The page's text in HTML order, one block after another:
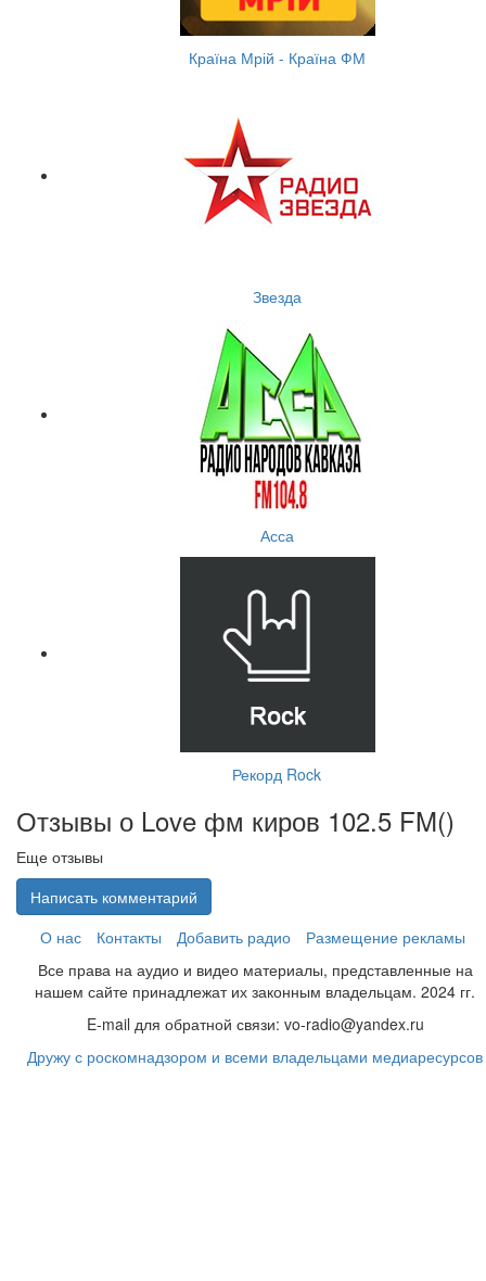
Країна Мрій - Країна ФМ
Звезда
Асса
Рекорд Rock
Отзывы о Love фм киров 102.5 FM()
Еще отзывы
Написать комментарий
О нас
Контакты Добавить радио
Размещение рекламы
Все права на аудио и видео материалы, представленные на
нашем сайте принадлежат их законным владельцам. 2024 гг.
E-mail для обратной связи: vo-radio@yandex.ru
Дружу с роскомнадзором и всеми владельцами медиаресурсов